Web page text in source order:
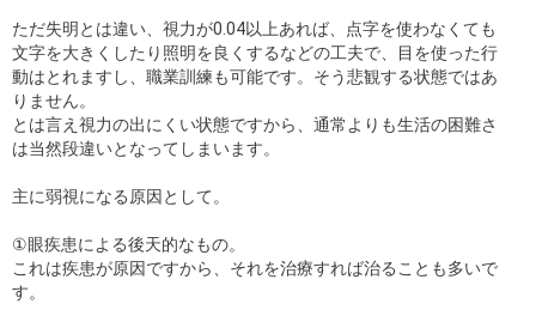
ただ失明とは違い、視力が0.04以上あれば、点字を使わなくても
文字を大きくしたり照明を良くするなどの工夫で、目を使った行
動はとれますし、職業訓練も可能です。そう悲観する状態ではあ
りません。
とは言え視力の出にくい状態ですから、通常よりも生活の困難さ
は当然段違いとなってしまいます。
主に弱視になる原因として。
①眼疾患による後天的なもの。
これは疾患が原因ですから、それを治療すれば治ることも多いで
す。